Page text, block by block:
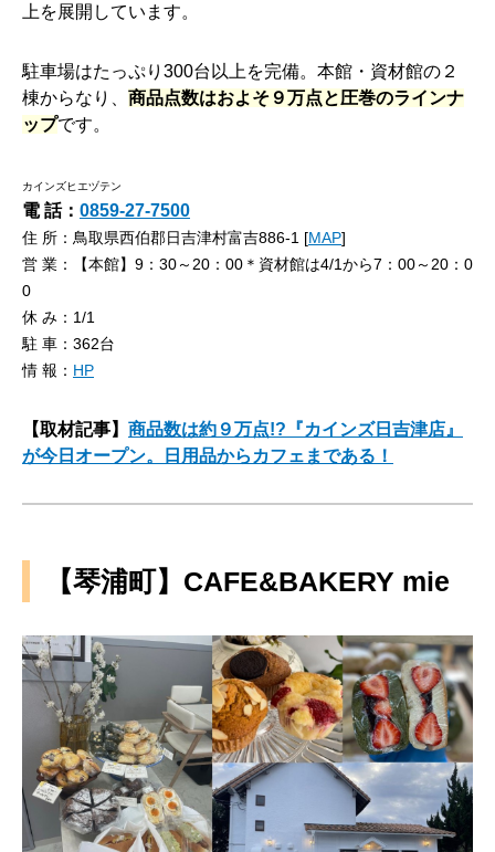
上を展開しています。
駐車場はたっぷり300台以上を完備。本館・資材館の２
棟からなり、 商品点数はおよそ９万点と圧巻のラインナ
ップです。
カインズヒエヅテン
電 話： 0859-27-7500
住 所：鳥取県西伯郡日吉津村富吉886-1 [MAP]
営 業：【本館】9：30～20：00＊資材館は4/1から7：00～20：0
0
休 み：1/1
駐 車：362台
情 報： HP
【取材記事】 商品数は約９万点!?『カインズ日吉津店』
が今日オープン。日用品からカフェまである！
【琴浦町】CAFE&BAKERY mie